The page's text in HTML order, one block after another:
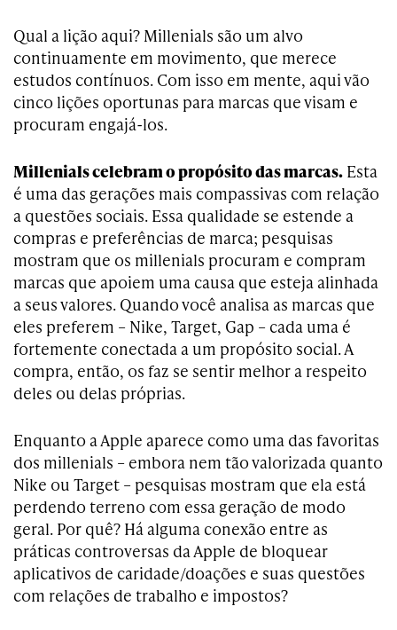
Qual a lição aqui? Millenials são um alvo
continuamente em movimento, que merece
estudos contínuos. Com isso em mente, aqui vão
cinco lições oportunas para marcas que visam e
procuram engajá-los.
Millenials celebram o propósito das marcas. Esta
é uma das gerações mais compassivas com relação
a questões sociais. Essa qualidade se estende a
compras e preferências de marca; pesquisas
mostram que os millenials procuram e compram
marcas que apoiem uma causa que esteja alinhada
a seus valores. Quando você analisa as marcas que
eles preferem – Nike, Target, Gap – cada uma é
fortemente conectada a um propósito social. A
compra, então, os faz se sentir melhor a respeito
deles ou delas próprias.
Enquanto a Apple aparece como uma das favoritas
dos millenials – embora nem tão valorizada quanto
Nike ou Target – pesquisas mostram que ela está
perdendo terreno com essa geração de modo
geral. Por quê? Há alguma conexão entre as
práticas controversas da Apple de bloquear
aplicativos de caridade/doações e suas questões
com relações de trabalho e impostos?